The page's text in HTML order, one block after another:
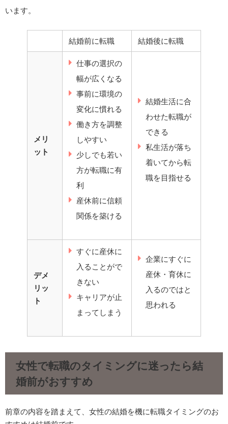
います。
結婚前に転職 結婚後に転職
メリ
ット
仕事の選択の
幅が広くなる
事前に環境の
変化に慣れる
働き方を調整
しやすい
少しでも若い
方が転職に有
利
産休前に信頼
関係を築ける
結婚生活に合
わせた転職が
できる
私生活が落ち
着いてから転
職を目指せる
デメ
リッ
ト
すぐに産休に
入ることがで
きない
キャリアが止
まってしまう
企業にすぐに
産休・育休に
入るのではと
思われる
女性で転職のタイミングに迷ったら結
婚前がおすすめ
前章の内容を踏まえて、女性の結婚を機に転職タイミングのお